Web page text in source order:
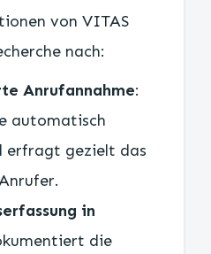
von VITAS
nach:
Anrufannahme:
automatisch
erfragt gezielt das
in
die